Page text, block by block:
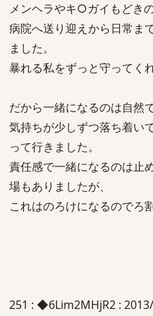
メンヘラやキ○ガイもどき
病院へ送り迎えから日常ま
ました。
暴れる私をずっと守ってく
だから一緒になるのは自然で
気持ちが少しずつ落ち着い
って行きました。
責任感で一緒になるのは止
場もありましたが、
これはのろけになるのでろ
251 : ◆6Lim2MHjR2 :